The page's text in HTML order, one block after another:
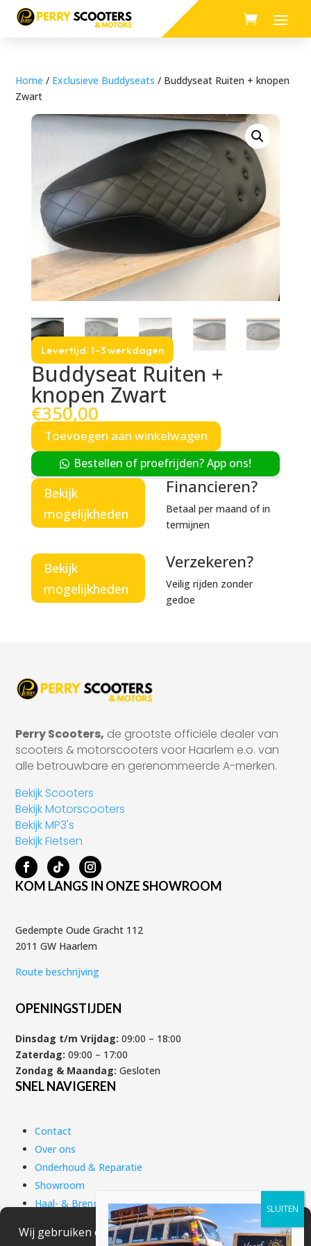
Home / Exclusieve Buddyseats / Buddyseat Ruiten + knopen
Zwart
Buddyseat Ruiten +
knopen Zwart
€350,00
Levertijd: 1–3 werkdagen
Toevoegen aan winkelwagen
Bestellen of proefrijden? App ons!
Financieren?
Betaal per maand of in
termijnen
Verzekeren?
Veilig rijden zonder
gedoe
Bekijk
mogelijkheden
Bekijk
mogelijkheden
Perry Scooters, de grootste officiële dealer van
scooters & motorscooters voor Haarlem e.o. van
alle betrouwbare en gerenommeerde A-merken.
Bekijk Scooters
Bekijk Motorscooters
Bekijk MP3's
Bekijk Fietsen
KOM LANGS IN ONZE SHOWROOM
Gedempte Oude Gracht 112
2011 GW Haarlem
Route beschrijving
OPENINGSTIJDEN
Dinsdag t/m Vrijdag: 09:00 – 18:00
Zaterdag: 09:00 – 17:00
Zondag & Maandag: Gesloten
SNEL NAVIGEREN
Contact
Over ons
Onderhoud & Reparatie
Showroom
Haal- & Brengservice
Scooter verzekering
Scooter financieren